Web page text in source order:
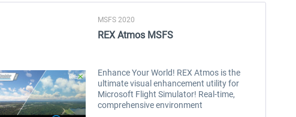
MSFS 2020
REX Atmos MSFS
Enhance Your World! REX Atmos is the
ultimate visual enhancement utility for
Microsoft Flight Simulator! Real-time,
comprehensive environment